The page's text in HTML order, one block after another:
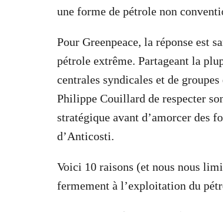
une forme de pétrole non
Pour Greenpeace, la réponse est
pétrole extrême. Partageant la
centrales syndicales et de
Philippe Couillard de respecter
stratégique avant d’amorcer des
d’Anticosti.
Voici 10 raisons (et nous nous
fermement à l’exploitation du